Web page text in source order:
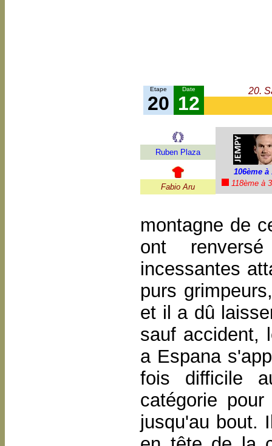
Etape
20
Date
12
20.
Ruben Plaza
Fabio Aru
106ème à
118ème à
montagne de
ont
incessantes
purs
et il a dû
sauf accident,
a Espana
fois difficile
catégorie
jusqu'au bout.